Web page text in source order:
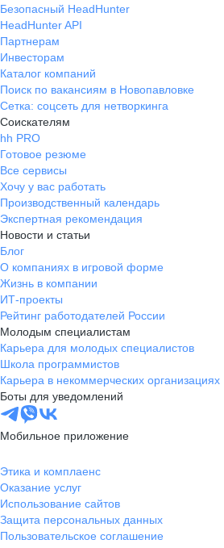
Безопасный HeadHunter
HeadHunter API
Партнерам
Инвесторам
Каталог компаний
Поиск по вакансиям в Новопавловке
Сетка: соцсеть для нетворкинга
Соискателям
hh PRO
Готовое резюме
Все сервисы
Хочу у вас работать
Производственный календарь
Экспертная рекомендация
Новости и статьи
Блог
О компаниях в игровой форме
Жизнь в компании
ИТ-проекты
Рейтинг работодателей России
Молодым специалистам
Карьера для молодых специалистов
Школа программистов
Карьера в некоммерческих организациях
Боты для уведомлений
Мобильное приложение
Этика и комплаенс
Оказание услуг
Использование сайтов
Защита персональных данных
Пользовательское соглашение